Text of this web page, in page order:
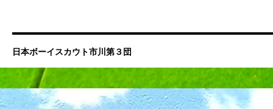
日本ボーイスカウト市川第３団